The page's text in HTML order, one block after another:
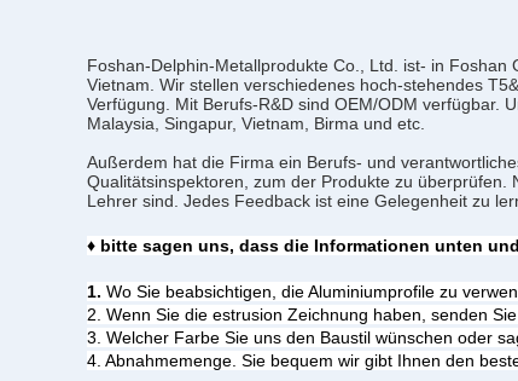
Foshan-Delphin-Metallprodukte Co., Ltd. ist- in
Vietnam. Wir stellen verschiedenes hoch-stehendes
Verfügung. Mit Berufs-R&D sind OEM/ODM verfügbar.
Malaysia, Singapur, Vietnam, Birma und etc.
Außerdem hat die Firma ein Berufs- und
Qualitätsinspektoren, zum der Produkte zu
Lehrer sind. Jedes Feedback ist eine Gelegenheit zu
♦ bitte sagen uns, dass die Informationen unten
1. Wo Sie beabsichtigen, die Aluminiumprofile zu
2. Wenn Sie die estrusion Zeichnung haben, senden
3. Welcher Farbe Sie uns den Baustil wünschen oder
4. Abnahmemenge. Sie bequem wir gibt Ihnen den